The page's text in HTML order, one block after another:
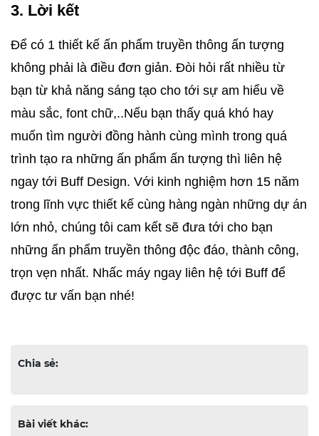
3. Lời kết
Để có 1 thiết kế ấn phẩm truyền thông ấn tượng
không phải là điều đơn giản. Đòi hỏi rất nhiều từ
bạn từ khả năng sáng tạo cho tới sự am hiểu về
màu sắc, font chữ,..Nếu bạn thấy quá khó hay
muốn tìm người đồng hành cùng mình trong quá
trình tạo ra những ấn phẩm ấn tượng thì liên hệ
ngay tới Buff Design. Với kinh nghiệm hơn 15 năm
trong lĩnh vực thiết kế cùng hàng ngàn những dự án
lớn nhỏ, chúng tôi cam kết sẽ đưa tới cho bạn
những ấn phẩm truyền thông độc đáo, thành công,
trọn vẹn nhất. Nhấc máy ngay liên hệ tới Buff để
được tư vấn bạn nhé!
Chia sẻ:
Bài viết khác: